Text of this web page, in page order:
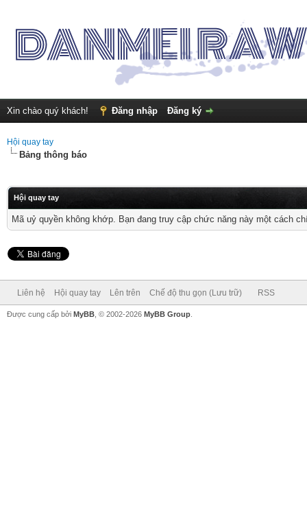
Xin chào quý khách! Đăng nhập Đăng ký
Hội quay tay
Bảng thông báo
Hội quay tay
Mã uỷ quyền không khớp. Bạn đang truy cập chức năng này một cách
Liên hệ Hội quay tay Lên trên Chế độ thu gọn (Lưu trữ) RSS
Được cung cấp bởi MyBB , © 2002-2026 MyBB Group